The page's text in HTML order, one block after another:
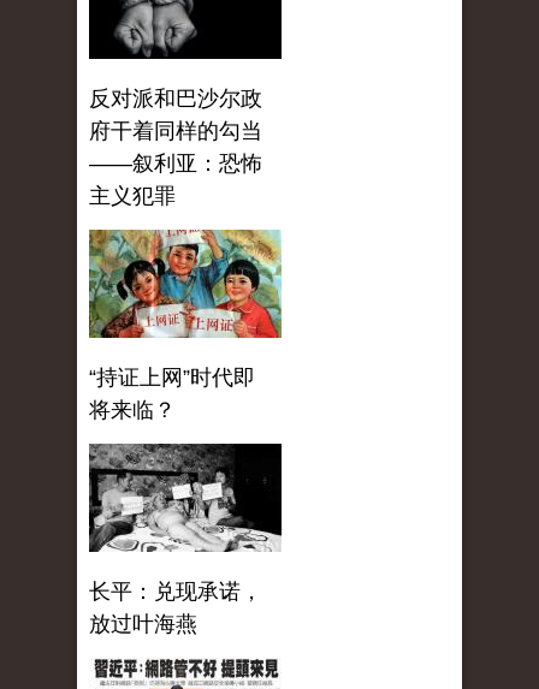
反对派和巴沙尔政
府干着同样的勾当
——叙利亚：恐怖
主义犯罪
“持证上网”时代即
将来临？
长平：兑现承诺，
放过叶海燕